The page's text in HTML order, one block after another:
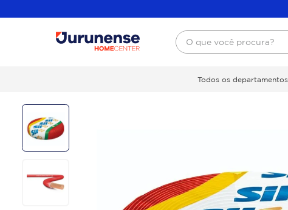
O que você procura?
Todos os departamentos